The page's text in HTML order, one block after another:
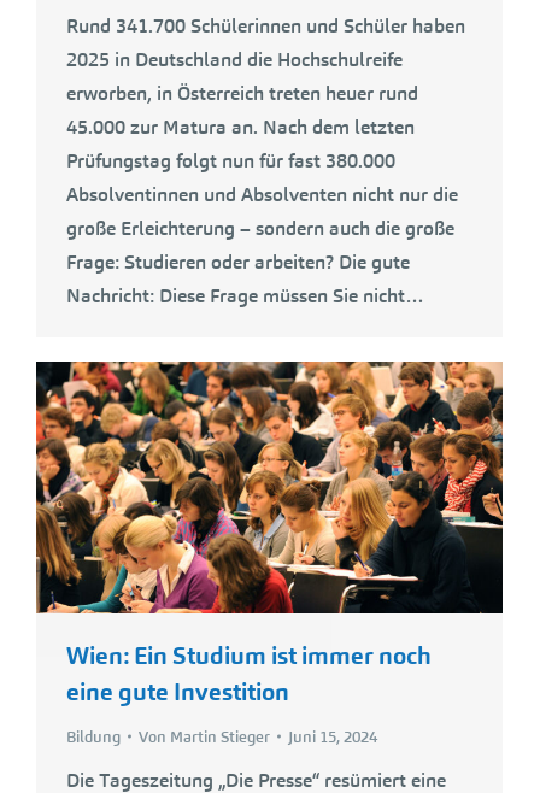
Rund 341.700 Schülerinnen und Schüler haben
2025 in Deutschland die Hochschulreife
erworben, in Österreich treten heuer rund
45.000 zur Matura an. Nach dem letzten
Prüfungstag folgt nun für fast 380.000
Absolventinnen und Absolventen nicht nur die
große Erleichterung – sondern auch die große
Frage: Studieren oder arbeiten? Die gute
Nachricht: Diese Frage müssen Sie nicht…
Wien: Ein Studium ist immer noch
eine gute Investition
Bildung Von Martin Stieger Juni 15, 2024
Die Tageszeitung „Die Presse“ resümiert eine